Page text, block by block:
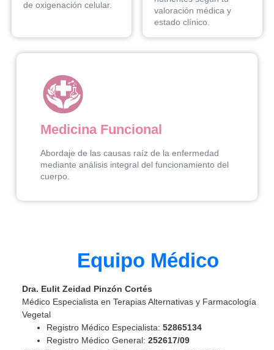
de oxigenación celular.
valoración médica y
estado clínico.
Medicina Funcional
Abordaje de las causas raíz de la enfermedad
mediante análisis integral del funcionamiento del
cuerpo.
Equipo Médico
Dra. Eulit Zeidad Pinzón Cortés
Médico Especialista en Terapias Alternativas y Farmacología
Vegetal
Registro Médico Especialista: 52865134
Registro Médico General: 252617/09